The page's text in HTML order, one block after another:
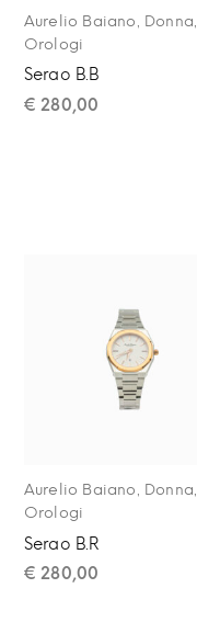
Aurelio Baiano, Donna,
Orologi
Serao B.B
€ 280,00
Aurelio Baiano, Donna,
Orologi
Serao B.R
€ 280,00